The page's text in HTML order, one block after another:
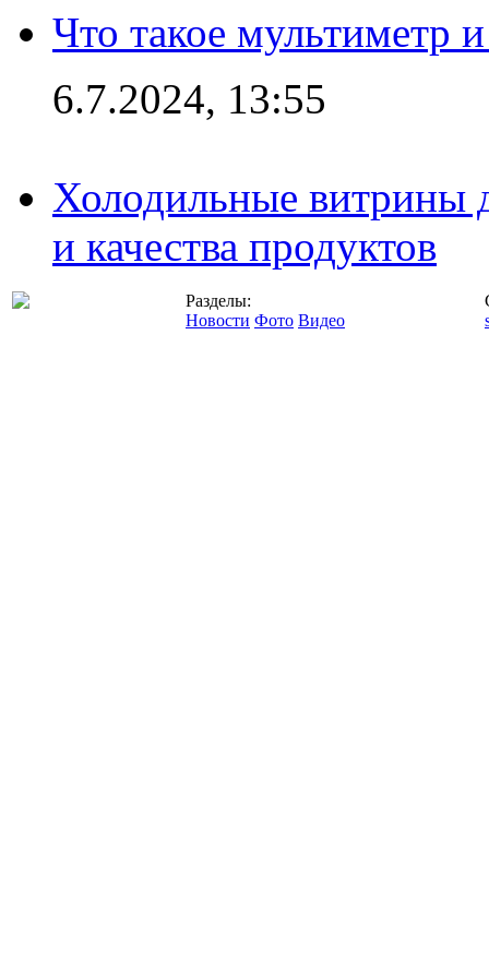
Что такое мультиметр
6.7.2024, 13:55
Холодильные витрины
и качества продуктов
Разделы:
Новости Фото Видео